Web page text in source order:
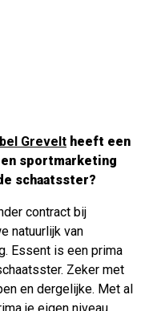
Grevelt heeft een
sportmarketing
schaatsster?
contract bij
natuurlijk van
Essent is een prima
Zeker met
en dergelijke. Met al